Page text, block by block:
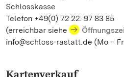
Schlosskasse
Telefon +49(0) 72 22. 97 83 85
(erreichbar siehe
info@schloss-rastatt.de (Mo –
Kartenverkauf